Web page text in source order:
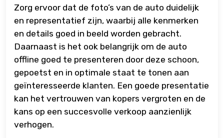
Zorg ervoor dat de foto’s van de auto duidelijk
en representatief zijn, waarbij alle kenmerken
en details goed in beeld worden gebracht.
Daarnaast is het ook belangrijk om de auto
offline goed te presenteren door deze schoon,
gepoetst en in optimale staat te tonen aan
geïnteresseerde klanten. Een goede presentatie
kan het vertrouwen van kopers vergroten en de
kans op een succesvolle verkoop aanzienlijk
verhogen.